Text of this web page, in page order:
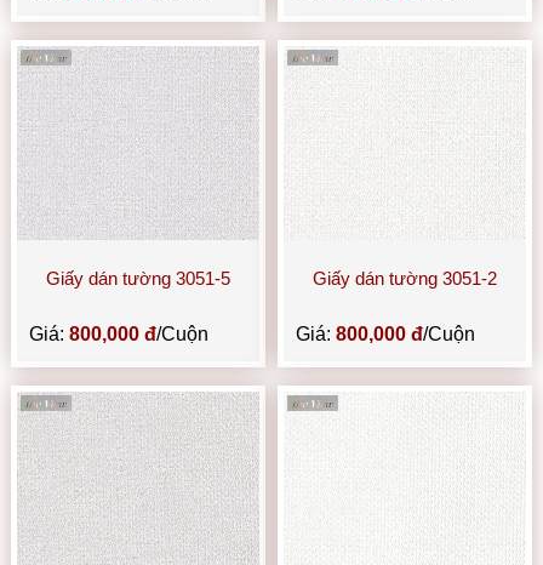
Giấy dán tường 3051-5
Giá:800,000 đ/Cuộn
Giấy dán tường 3051-2
Giá: 800,000 đ/Cuộn